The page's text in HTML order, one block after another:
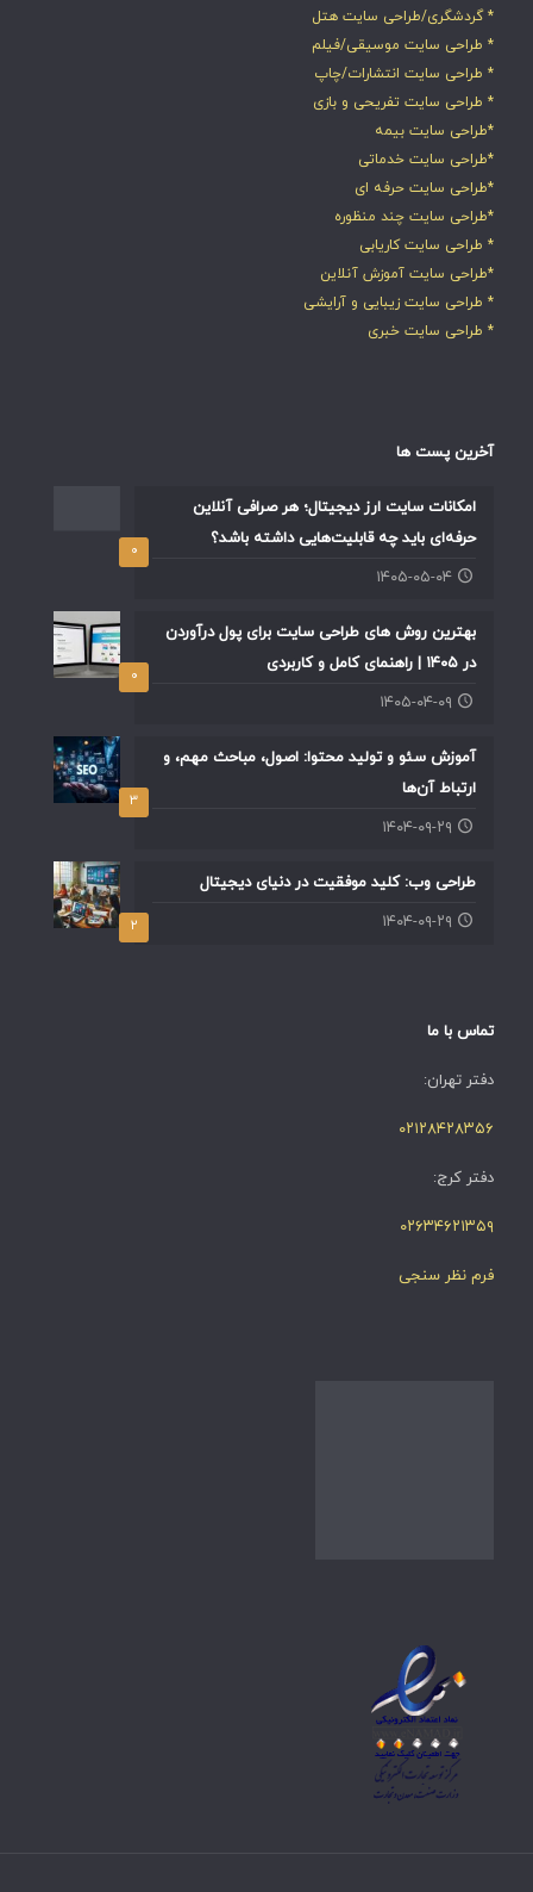
* گردشگری/طراحی سایت هتل
* طراحی سایت موسیقی/فیلم
* طراحی سایت انتشارات/چاپ
* طراحی سایت تفریحی و بازی
*طراحی سایت بیمه
*طراحی سایت خدماتی
*طراحی سایت حرفه ای
*طراحی سایت چند منظوره
* طراحی سایت کاریابی
*طراحی سایت آموزش آنلاین
* طراحی سایت زیبایی و آرایشی
* طراحی سایت خبری
آخرین پست ها
۰
امکانات سایت ارز دیجیتال؛ هر صرافی آنلاین
حرفه‌ای باید چه قابلیت‌هایی داشته باشد؟
۱۴۰۵-۰۵-۰۴
۰
بهترین روش های طراحی سایت برای پول درآوردن
در ۱۴۰۵ | راهنمای کامل و کاربردی
۱۴۰۵-۰۴-۰۹
۳
آموزش سئو و تولید محتوا: اصول، مباحث مهم، و
ارتباط آن‌ها
۱۴۰۴-۰۹-۲۹
۲
طراحی وب: کلید موفقیت در دنیای دیجیتال
۱۴۰۴-۰۹-۲۹
تماس با ما
دفتر تهران:
۰۲۱۲۸۴۲۸۳۵۶
دفتر کرج:
۰۲۶۳۴۶۲۱۳۵۹
فرم نظر سنجی